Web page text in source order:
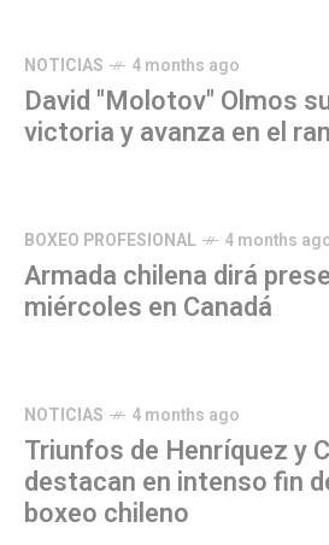
NOTICIAS 4 months ago
David "Molotov" Olmos
victoria y avanza en el
BOXEO PROFESIONAL 4 months
Armada chilena dirá
miércoles en Canadá
NOTICIAS 4 months ago
Triunfos de Henríquez y
destacan en intenso fin
boxeo chileno